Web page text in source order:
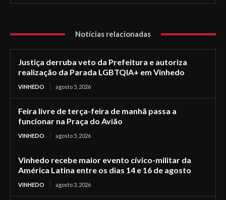
Notícias relacionadas
Justiça derruba veto da Prefeitura e autoriza
realização da Parada LGBTQIA+ em Vinhedo
VINHEDO agosto 5, 2026
Feira livre de terça-feira de manhã passa a
funcionar na Praça do Avião
VINHEDO agosto 5, 2026
Vinhedo recebe maior evento cívico-militar da
América Latina entre os dias 14 e 16 de agosto
VINHEDO agosto 3, 2026